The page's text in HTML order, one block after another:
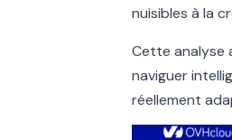
nuisibles à la
Cette analyse
naviguer
réellement